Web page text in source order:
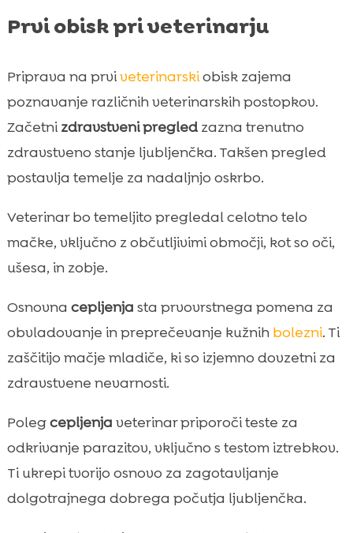
Prvi obisk pri veterinarju
Priprava na prviveterinarskiobisk zajema
poznavanje različnih veterinarskih postopkov.
Začetnizdravstveni pregledzazna trenutno
zdravstveno stanje ljubljenčka. Takšen pregled
postavlja temelje za nadaljnjo oskrbo.
Veterinar bo temeljito pregledal celotno telo
mačke, vključno z občutljivimi območji, kot so oči,
ušesa, in zobje.
Osnovna cepljenja sta prvovrstnega pomena za
obvladovanje in preprečevanje kužnih bolezni. Ti
zaščitijo mačje mladiče, ki so izjemno dovzetni za
zdravstvene nevarnosti.
Polegcepljenja veterinar priporoči teste za
odkrivanje parazitov, vključno s testom iztrebkov.
Ti ukrepi tvorijo osnovo za zagotavljanje
dolgotrajnega dobrega počutja ljubljenčka.